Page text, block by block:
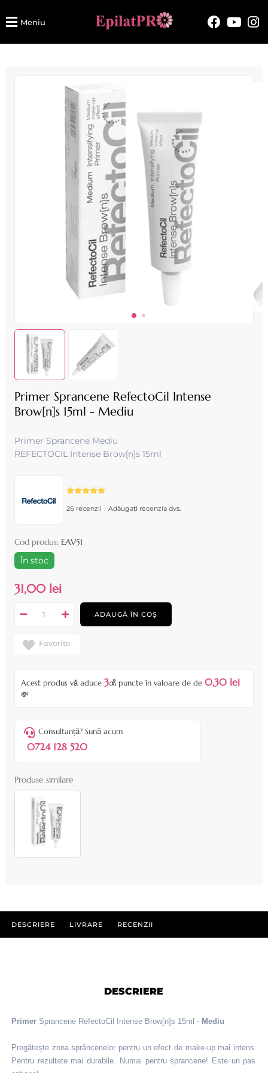
Meniu
Primer Sprancene RefectoCil Intense
Brow[n]s 15ml - Mediu
Primer Sprancene Mediu
REFECTOCIL Intense Brow[n]s 15ml
26 recenzii Adăugați recenzia dvs.
Cod produs: EAV51
În stoc
31,00 lei
ADAUGĂ ÎN COȘ
Favorite
Acest produs vă aduce 3💰 puncte în valoare de de 0,30 lei
💸
Consultanță? Sună acum
0724 128 520
Produse similare
DESCRIERE LIVRARE RECENZII
DESCRIERE
PrimerSprancene RefectoCil Intense Brow[n]s 15ml - Mediu
Pregătește zona sprâncenelor pentru un efect de make-up mai intens.
Pentru rezultate mai durabile. Numai pentru sprancene! Este un pas